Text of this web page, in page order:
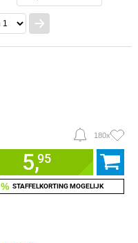
180x
5,95
% STAFFELKORTING MOGELIJK